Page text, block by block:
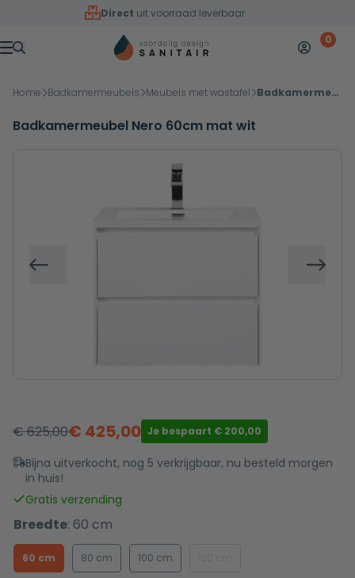
Overslaan naar inhoud
Direct uit voorraad leverbaar
Menu
Mijn 0
Home Badkamermeubels Meubels met wastafel Badkamermeubel Nero 60cm mat wit
Badkamermeubel Nero 60cm mat wit
Vorige
€625,00
Oorspronkelijke
prijs
was:
€ 625,00.
€ 425,00
Huidige
prijs
€ 425,00.
Je bespaart € 200,00
Bijna uitverkocht, nog 5 verkrijgbaar, nu besteld morgen
in huis!
Gratis verzending
Breedte: 60 cm
60 cm 80 cm 100 cm